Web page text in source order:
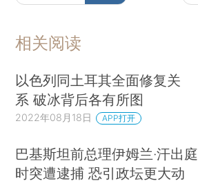
相关阅读
以色列同土耳其全面修复关
系 破冰背后各有所图
2022年08月18日 APP打开
巴基斯坦前总理伊姆兰·汗出庭
时突遭逮捕 恐引政坛更大动